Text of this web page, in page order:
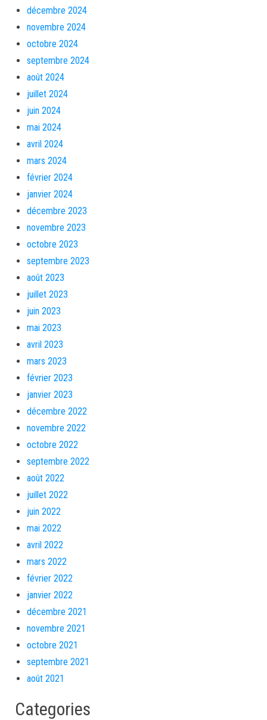
décembre 2024
novembre 2024
octobre 2024
septembre 2024
août 2024
juillet 2024
juin 2024
mai 2024
avril 2024
mars 2024
février 2024
janvier 2024
décembre 2023
novembre 2023
octobre 2023
septembre 2023
août 2023
juillet 2023
juin 2023
mai 2023
avril 2023
mars 2023
février 2023
janvier 2023
décembre 2022
novembre 2022
octobre 2022
septembre 2022
août 2022
juillet 2022
juin 2022
mai 2022
avril 2022
mars 2022
février 2022
janvier 2022
décembre 2021
novembre 2021
octobre 2021
septembre 2021
août 2021
Categories